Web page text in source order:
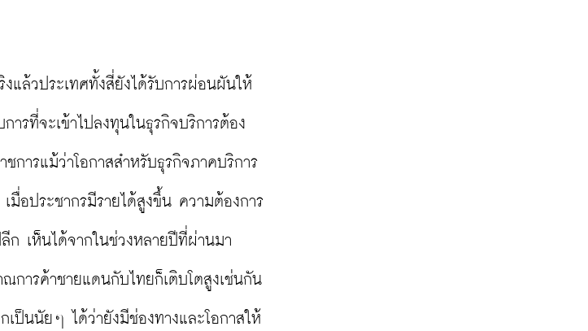
ล้วประเทศทั้งสี่ยังได้รับการผ่อนผันให้
ารที่จะเข้าไปลงทุนในธุรกิจบริการต้อง
การแม้ว่าโอกาสสำหรับธุรกิจภาคบริการ
อประชากรมีรายได้สูงขึ้น ความต้องการ
ก เห็นได้จากในช่วงหลายปีที่ผ่านมา
การค้าชายแดนกับไทยก็เติบโตสูงเช่นกัน
ป็นนัยๆ ได้ว่ายังมีช่องทางและโอกาสให้